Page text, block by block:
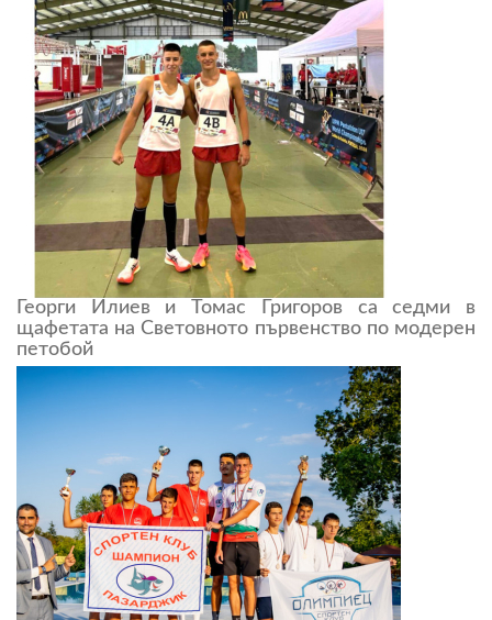
Георги Илиев и Томас Григоров са седми в
щафетата на Световното първенство по модерен
петобой